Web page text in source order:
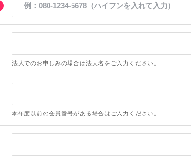
法人でのお申しみの場合は法人名をご入力ください。
本年度以前の会員番号がある場合はご入力ください。